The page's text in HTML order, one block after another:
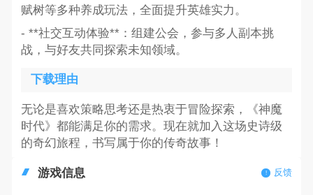
赋树等多种养成玩法，全面提升英雄实力。
- **社交互动体验**：组建公会，参与多人副本挑
战，与好友共同探索未知领域。
下载理由
无论是喜欢策略思考还是热衷于冒险探索，《神魔
时代》都能满足你的需求。现在就加入这场史诗级
的奇幻旅程，书写属于你的传奇故事！
游戏信息 反馈